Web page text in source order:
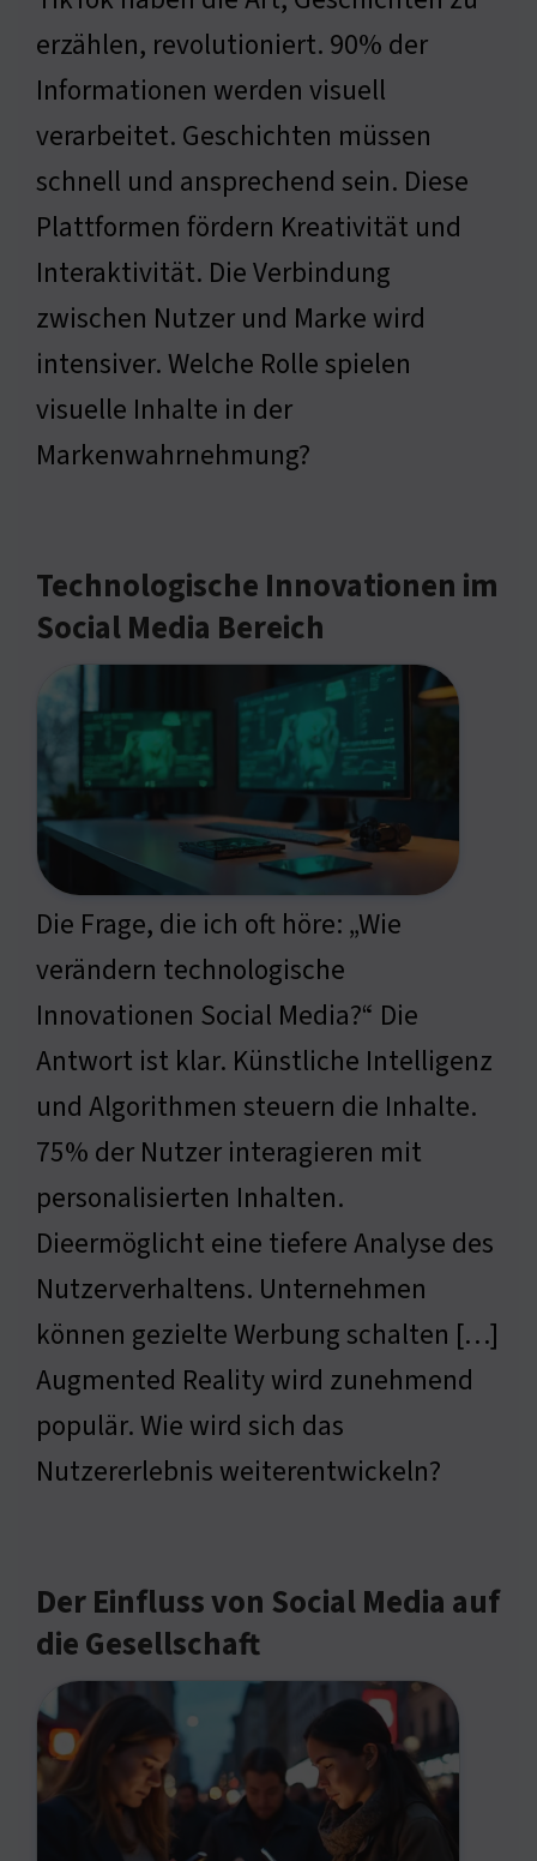
erzählen, revolutioniert. 90% der
Informationen werden visuell
verarbeitet. Geschichten müssen
schnell und ansprechend sein. Diese
Plattformen fördern Kreativität und
Interaktivität. Die Verbindung
zwischen Nutzer und Marke wird
intensiver. Welche Rolle spielen
visuelle Inhalte in der
Markenwahrnehmung?
Technologische Innovationen im
Social Media Bereich
Die Frage, die ich oft höre: „Wie
verändern technologische
Innovationen Social Media?“ Die
Antwort ist klar. Künstliche Intelligenz
und Algorithmen steuern die Inhalte.
75% der Nutzer interagieren mit
personalisierten Inhalten.
Dieermöglicht eine tiefere Analyse des
Nutzerverhaltens. Unternehmen
können gezielte Werbung schalten […]
Augmented Reality wird zunehmend
populär. Wie wird sich das
Nutzererlebnis weiterentwickeln?
Der Einfluss von Social Media auf
die Gesellschaft